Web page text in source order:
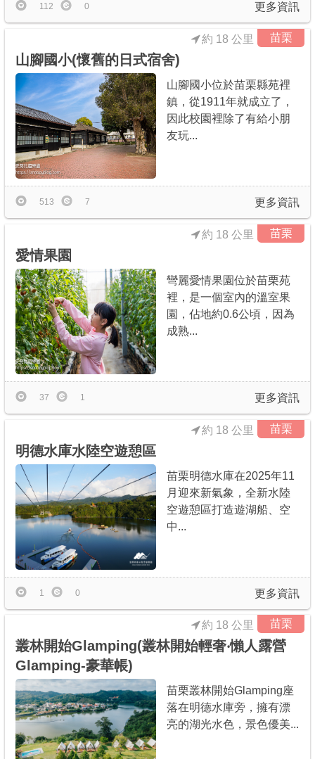
更多資訊
112 0
苗栗
約 18 公里
山腳國小(懷舊的日式宿舍)
山腳國小位於苗栗縣苑裡
鎮，從1911年就成立了，
因此校園裡除了有給小朋
友玩...
更多資訊
513 7
苗栗
約 18 公里
愛情果園
彎麗愛情果園位於苗栗苑
裡，是一個室內的溫室果
園，佔地約0.6公頃，因為
成熟...
更多資訊
37 1
苗栗
約 18 公里
明德水庫水陸空遊憩區
苗栗明德水庫在2025年11
月迎來新氣象，全新水陸
空遊憩區打造遊湖船、空
中...
更多資訊
1 0
苗栗
約 18 公里
叢林開始Glamping(叢林開始輕奢‧懶人露營
Glamping-豪華帳)
苗栗叢林開始Glamping座
落在明德水庫旁，擁有漂
亮的湖光水色，景色優美...